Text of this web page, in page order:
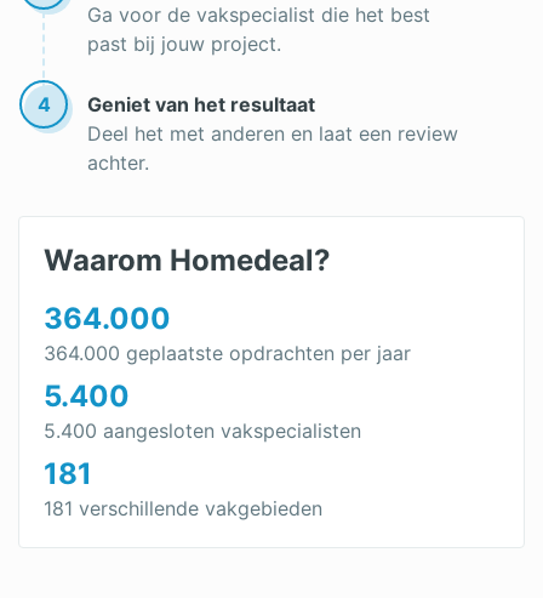
Ga voor de vakspecialist die het best
past bij jouw project.
4
Geniet van het resultaat
Deel het met anderen en laat een review
achter.
Waarom Homedeal?
364.000
364.000 geplaatste opdrachten per jaar
5.400
5.400 aangesloten vakspecialisten
181
181 verschillende vakgebieden